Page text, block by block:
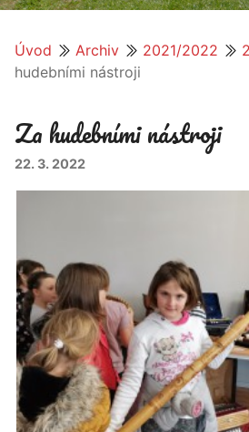
Úvod Archiv 2021/2022
hudebními nástroji
Za hudebními nástroji
22. 3. 2022